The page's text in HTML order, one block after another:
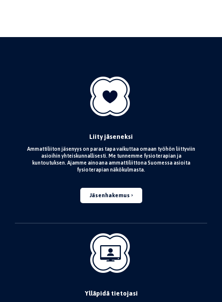
Liity jäseneksi
Ammattiliiton jäsenyys on paras tapa vaikuttaa omaan työhön liittyviin
asioihin yhteiskunnallisesti. Me tunnemme fysioterapian ja
kuntoutuksen. Ajamme ainoana ammattiliittona Suomessa asioita
fysioterapian näkökulmasta.
Jäsenhakemus
Ylläpidä tietojasi